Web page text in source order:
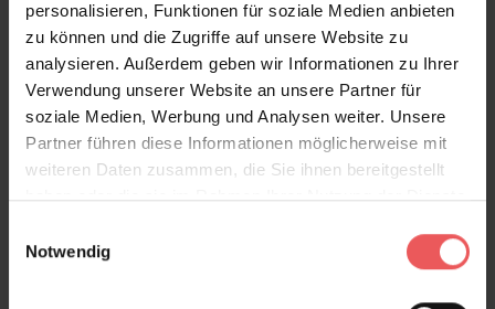
personalisieren, Funktionen für soziale Medien anbieten
zu können und die Zugriffe auf unsere Website zu
analysieren. Außerdem geben wir Informationen zu Ihrer
Verwendung unserer Website an unsere Partner für
soziale Medien, Werbung und Analysen weiter. Unsere
Partner führen diese Informationen möglicherweise mit
weiteren Daten zusammen, die Sie ihnen bereitgestellt
haben oder die sie im Rahmen Ihrer Nutzung der Dienste
Notwendig
eine wohnliche Atmosphäre sorgen. Rosetta eignet
sich hervorragend als Akzentwand im Wohnzimmer,
Esszimmer oder Eingangsbereich und setzt ebenso in
Cafés, Hotels oder stilvollen Geschäftsräumen
markante Akzente. Besonders schön harmoniert die
Tapete mit dunklem Holz, Leder, Messing, Naturstein
und modernen Möbeln im Mid-Century- oder Boho-